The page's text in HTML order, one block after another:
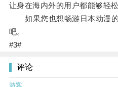
让身在海内外的用户都能够轻
如果您也想畅游日本动漫的
吧。
#3#
评论
游客